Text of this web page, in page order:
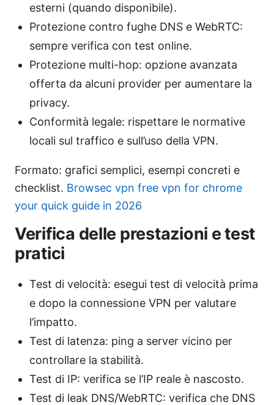
esterni (quando disponibile).
Protezione contro fughe DNS e WebRTC:
sempre verifica con test online.
Protezione multi-hop: opzione avanzata
offerta da alcuni provider per aumentare la
privacy.
Conformità legale: rispettare le normative
locali sul traffico e sull’uso della VPN.
Formato: grafici semplici, esempi concreti e
checklist. Browsec vpn free vpn for chrome
your quick guide in 2026
Verifica delle prestazioni e test
pratici
Test di velocità: esegui test di velocità prima
e dopo la connessione VPN per valutare
l’impatto.
Test di latenza: ping a server vicino per
controllare la stabilità.
Test di IP: verifica se l’IP reale è nascosto.
Test di leak DNS/WebRTC: verifica che DNS